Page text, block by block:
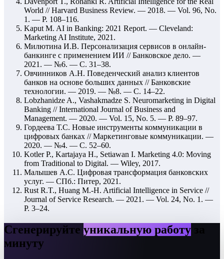
World // Harvard Business Review. — 2018. — Vol. 96, No.
1. — P. 108–116.
Kaput M. AI in Banking: 2021 Report. — Cleveland:
Marketing AI Institute, 2021.
Милютина И.В. Персонализация сервисов в онлайн-
банкинге с применением ИИ // Банковское дело. —
2021. — №6. — С. 31–38.
Овчинников А.Н. Поведенческий анализ клиентов
банков на основе больших данных // Банковские
технологии. — 2019. — №8. — С. 14–22.
Lobzhanidze A., Vashakmadze S. Neuromarketing in Digital
Banking // International Journal of Business and
Management. — 2020. — Vol. 15, No. 5. — P. 89–97.
Гордеева Т.С. Новые инструменты коммуникации в
цифровых банках // Маркетинговые коммуникации. —
2020. — №4. — С. 52–60.
Kotler P., Kartajaya H., Setiawan I. Marketing 4.0: Moving
from Traditional to Digital. — Wiley, 2017.
Малышев А.С. Цифровая трансформация банковских
услуг. — СПб.: Питер, 2021.
Rust R.T., Huang M.-H. Artificial Intelligence in Service //
Journal of Service Research. — 2021. — Vol. 24, No. 1. —
P. 3–24.
Сгенерируйте уникальную работу
минуту